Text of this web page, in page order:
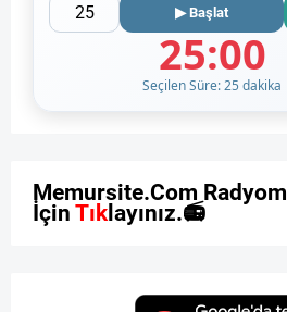
▶ Başlat
25:00
Seçilen Süre: 25 dakika
Memursite.Com Radyom
İçin Tı kl ayınız.